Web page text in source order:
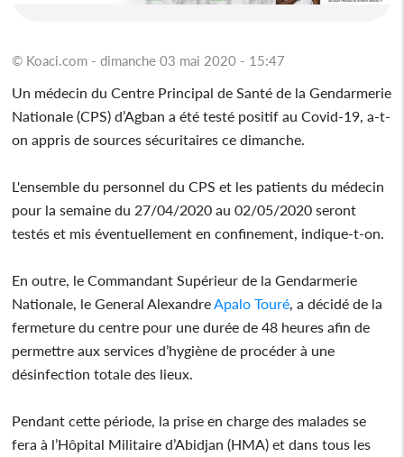
© Koaci.com - dimanche 03 mai 2020 - 15:47
Un médecin du Centre Principal de Santé de la Gendarmerie
Nationale (CPS) d’Agban a été testé positif au Covid-19, a-t-
on appris de sources sécuritaires ce dimanche.
L'ensemble du personnel du CPS et les patients du médecin
pour la semaine du 27/04/2020 au 02/05/2020 seront
testés et mis éventuellement en confinement, indique-t-on.
En outre, le Commandant Supérieur de la Gendarmerie
Nationale, le General AlexandreApalo Touré, a décidé de la
fermeture du centre pour une durée de 48 heures afin de
permettre aux services d’hygiène de procéder à une
désinfection totale des lieux.
Pendant cette période, la prise en charge des malades se
fera à l’Hôpital Militaire d’Abidjan (HMA) et dans tous les